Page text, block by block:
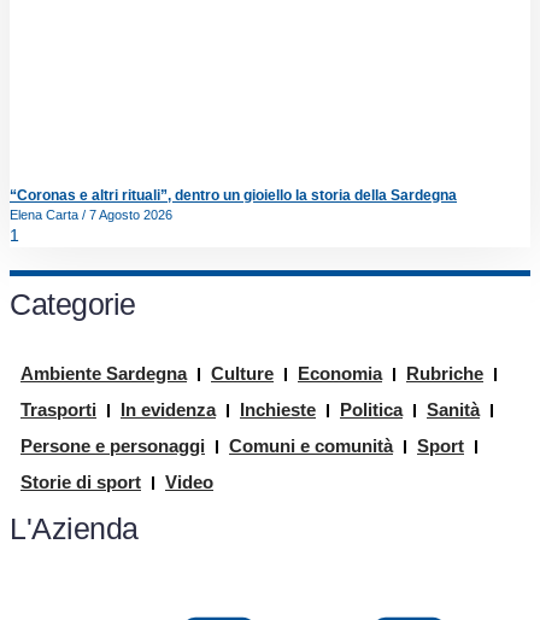
“Coronas e altri rituali”, dentro un gioiello la storia della Sardegna
Elena Carta 7 Agosto 2026
Categorie
Ambiente Sardegna Culture Economia
Rubriche
Trasporti
In evidenza Inchieste Politica
Sanità
Persone e personaggi
Comuni e comunità
Sport
Storie di sport
Video
L'Azienda